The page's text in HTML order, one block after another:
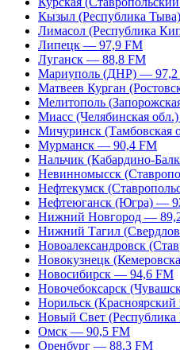
Кызыл (Республика
Лимасол (Республика
Липецк — 97,9 FM
Луганск — 88,8 FM
Мариуполь (ДНР) — 97,2
Матвеев Курган
Мелитополь
Миасс (Челябинская
Мичуринск (Тамбовская
Мурманск — 90,4 FM
Нальчик (Кабардино-
Невинномысск
Нефтекумск
Нефтеюганск (Югра) —
Нижний Новгород —
Нижний Тагил
Новоалександровск
Новокузнецк
Новосибирск — 94,6 FM
Новочебоксарск
Норильск
Новый Свет
Омск — 90,5 FM
Оренбург — 88,3 FM